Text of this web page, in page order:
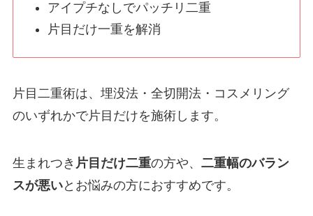
アイプチなしでパッチリ二重
片目だけ一重を解消
片目二重術は、埋没法・全切開法・コスメリング
のいずれかで片目だけを施術します。
生まれつき 片目だけ二重の方や、 二重幅のバラン
スが悪いとお悩みの方におすすめです。